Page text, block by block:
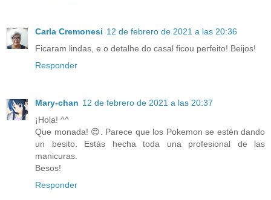
Carla Cremonesi 12 de febrero de 2021 a las 20:36
Ficaram lindas, e o detalhe do casal ficou perfeito! Beijos!
Responder
Mary-chan 12 de febrero de 2021 a las 20:37
¡Hola! ^^
Que monada! 😍. Parece que los Pokemon se estén dando
un besito. Estás hecha toda una profesional de las
manicuras.
Besos!
Responder